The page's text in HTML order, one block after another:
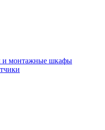
и монтажные шкафы